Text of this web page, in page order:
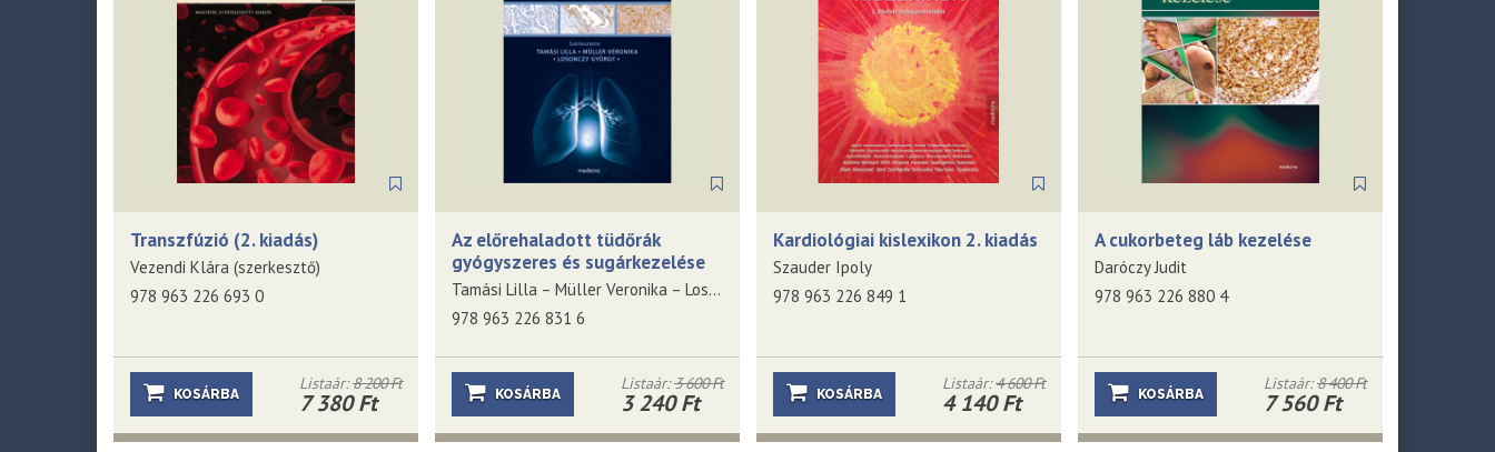
Transzfúzió (2. kiadás)
Vezendi Klára (szerkesztő)
978 963 226 693 0
Listaár:8 200 Ft
7 380 Ft
KOSÁRBA
Az előrehaladott tüdőrák
gyógyszeres és sugárkezelése
Tamási Lilla – Müller Veronika – Losonczy György (szerkesztők)
978 963 226 831 6
Listaár:3 600 Ft
3 240 Ft
KOSÁRBA
Kardiológiai kislexikon 2. kiadás
Szauder Ipoly
978 963 226 849 1
Listaár:4 600 Ft
4 140 Ft
KOSÁRBA
A cukorbeteg láb kezelése
Daróczy Judit
978 963 226 880 4
Listaár:8 400 Ft
7 560 Ft
KOSÁRBA